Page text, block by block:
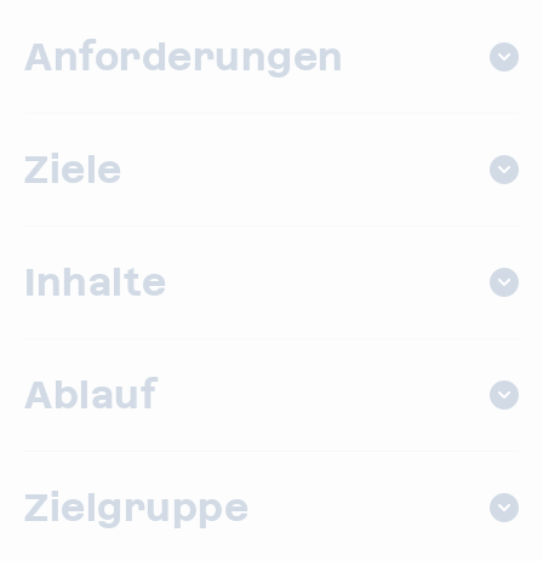
Anforderungen
Ziele
Inhalte
Ablauf
Zielgruppe